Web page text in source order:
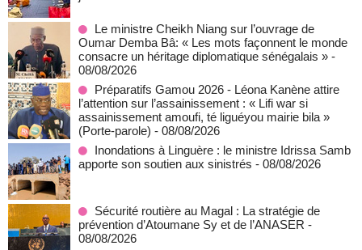
Le ministre Cheikh Niang sur l’ouvrage de
Oumar Demba Bâ: « Les mots façonnent le monde
consacre un héritage diplomatique sénégalais » -
08/08/2026
Préparatifs Gamou 2026 - Léona Kanène attire
l’attention sur l’assainissement : « Lifi war si
assainissement amoufi, té liguéyou mairie bila »
(Porte-parole) - 08/08/2026
Inondations à Linguère : le ministre Idrissa Samb
apporte son soutien aux sinistrés - 08/08/2026
Sécurité routière au Magal : La stratégie de
prévention d’Atoumane Sy et de l’ANASER -
08/08/2026